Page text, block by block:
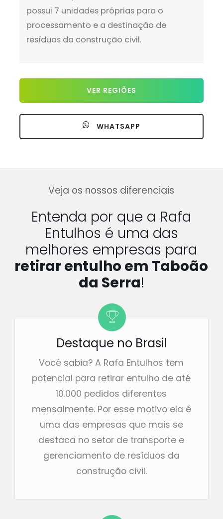
possui 7 unidades próprias para o
processamento e a destinação de
resíduos da construção civil.
VER REGIÕES
WHATSAPP
Veja os nossos diferenciais
Entenda por que a Rafa
Entulhos é uma das
melhores empresas para
retirar entulho em Taboão
da Serra!
Destaque no Brasil
Você sabia? A Rafa Entulhos tem
potencial para retirar entulho de até
10.000 pedidos diferentes
mensalmente. Por esse motivo ela é
uma das empresas que mais se
destaca no setor de transporte e
gerenciamento de resíduos da
construção civil.